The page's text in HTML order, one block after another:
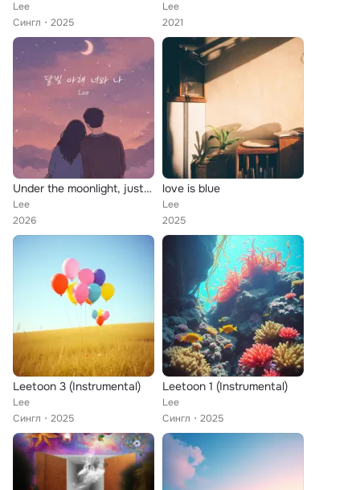
Lee
Сингл
2025
Lee
2021
Under the moonlight, just you and me
Lee
2026
love is blue
Lee
2025
Leetoon 3 (Instrumental)
Lee
Сингл
2025
Leetoon 1 (Instrumental)
Lee
Сингл
2025